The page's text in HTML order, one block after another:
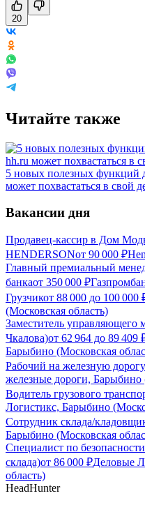
20
Читайте также
5 новых полезных функций
может похвастаться в свой
Вакансии дня
Продавец-кассир в Дом
HENDERSONот 90 000 ₽
Главный премиальный
банкаот 350 000 ₽
Грузчикот 88 000 до 100 000
(Московская область)
Заместитель управляющего
Чкалова)от 62 964 до 89 409
Барыбино (Московская
Рабочий на железную
железные дороги, Барыбино
Водитель грузового
Логистикс, Барыбино
Сотрудник склада/
Барыбино (Московская
Специалист по
склада)от 86 000 ₽Деловые
область)
HeadHunter